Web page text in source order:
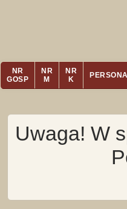
NR
GOSP
NR
M
NR
K
Uwaga! W